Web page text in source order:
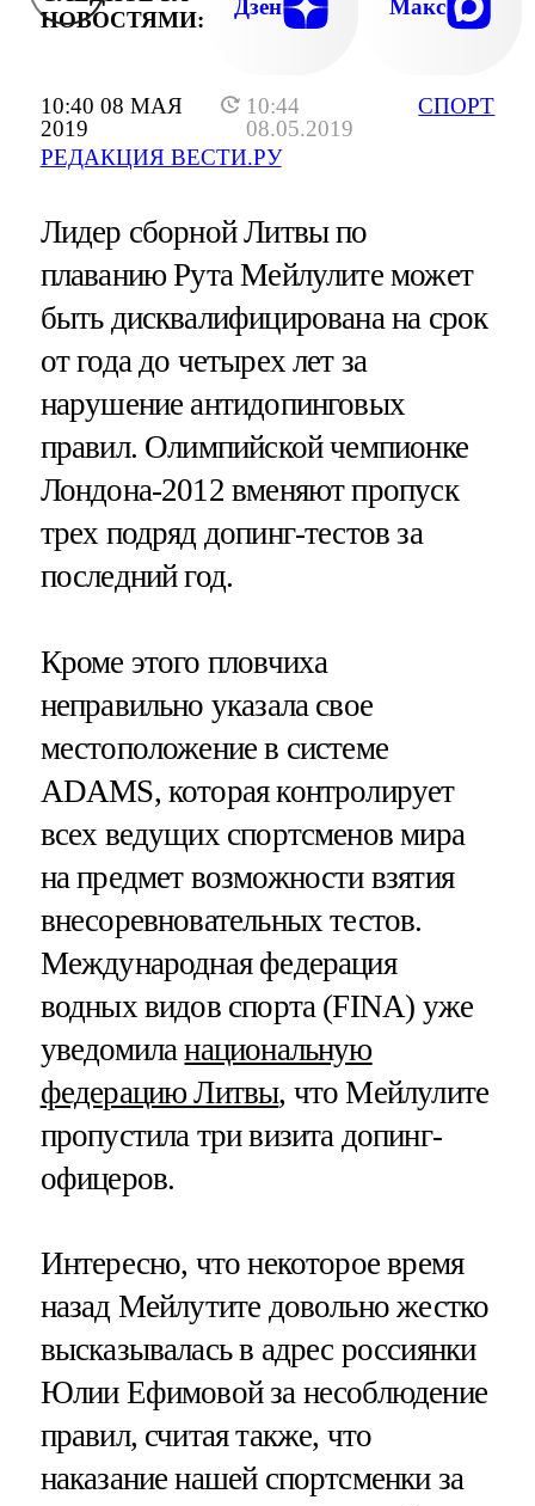
10:40 08 МАЯ
2019
10:44
08.05.2019
РЕДАКЦИЯ ВЕСТИ.РУ
СПОРТ
НОВОСТЯМИ:
Дзен Макс
Лидер сборной Литвы по
плаванию Рута Мейлулите может
быть дисквалифицирована на срок
от года до четырех лет за
нарушение антидопинговых
правил. Олимпийской чемпионке
Лондона-2012 вменяют пропуск
трех подряд допинг-тестов за
последний год.
Кроме этого пловчиха
неправильно указала свое
местоположение в системе
ADAMS, которая контролирует
всех ведущих спортсменов мира
на предмет возможности взятия
внесоревновательных тестов.
Международная федерация
водных видов спорта (FINA) уже
уведомиланациональную
федерацию Литвы, что Мейлулите
пропустила три визита допинг-
офицеров.
Интересно, что некоторое время
назад Мейлутите довольно жестко
высказывалась в адрес россиянки
Юлии Ефимовой за несоблюдение
правил, считая также, что
наказание нашей спортсменки за